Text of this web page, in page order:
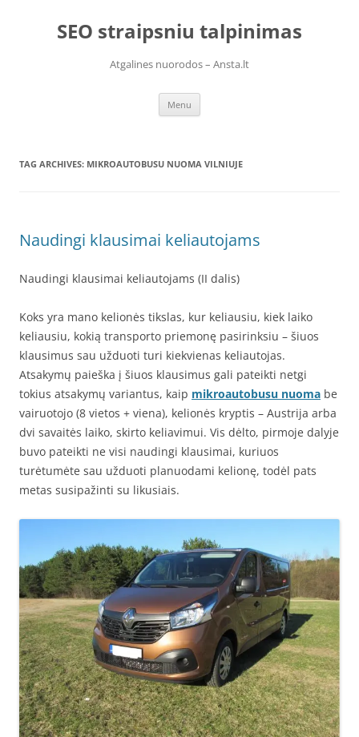
contentSEO straipsniu talpinimas
Atgalines nuorodos – Ansta.lt
Menu
TAG ARCHIVES: MIKROAUTOBUSU NUOMA VILNIUJE
Naudingi klausimai keliautojams
Naudingi klausimai keliautojams (II dalis)
Koks yra mano kelionės tikslas, kur keliausiu, kiek laiko
keliausiu, kokią transporto priemonę pasirinksiu – šiuos
klausimus sau užduoti turi kiekvienas keliautojas.
Atsakymų paieška į šiuos klausimus gali pateikti netgi
tokius atsakymų variantus, kaip mikroautobusu nuoma be
vairuotojo (8 vietos + viena), kelionės kryptis – Austrija arba
dvi savaitės laiko, skirto keliavimui. Vis dėlto, pirmoje dalyje
buvo pateikti ne visi naudingi klausimai, kuriuos
turėtumėte sau užduoti planuodami kelionę, todėl pats
metas susipažinti su likusiais.